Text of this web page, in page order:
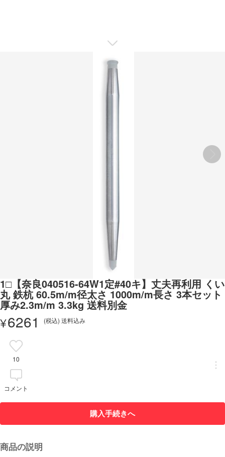
1□【奈良040516-64W1定#40キ】丈夫再利用 くい
丸 鉄杭 60.5m/m径太さ 1000m/m長さ 3本セット
厚み2.3m/m 3.3kg 送料別金
¥6261 (税込) 送料込み
10
コメント
購入手続きへ
商品の説明